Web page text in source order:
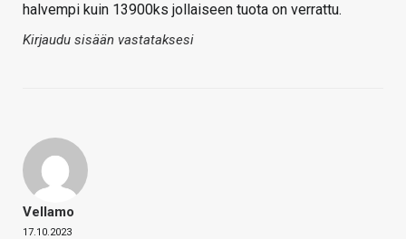
halvempi kuin 13900ks jollaiseen tuota on verrattu.
Kirjaudu sisään vastataksesi
Vellamo
17.10.2023